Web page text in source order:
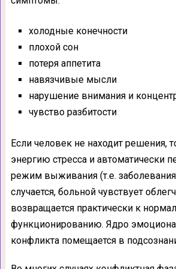
холодные конечности
плохой сон
потеря аппетита
навязчивые мысли
нарушение внимания и
чувство разбитости
Если человек не находит решения,
энергию стресса и автоматически
режим выживания (т.е.
случается, больной чувствует
возвращается практически к
функционированию. Ядро
конфликта помещается в